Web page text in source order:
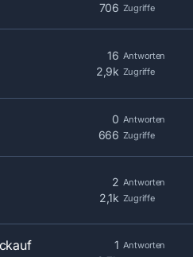
Zugriffe
706
Antworten
16
Zugriffe
2,9k
Antworten
0
Zugriffe
666
Antworten
2
Zugriffe
2,1k
Antworten
1